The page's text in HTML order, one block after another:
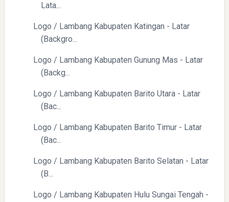
Lata...
Logo / Lambang Kabupaten Katingan - Latar
(Backgro...
Logo / Lambang Kabupaten Gunung Mas - Latar
(Backg...
Logo / Lambang Kabupaten Barito Utara - Latar
(Bac...
Logo / Lambang Kabupaten Barito Timur - Latar
(Bac...
Logo / Lambang Kabupaten Barito Selatan - Latar
(B...
Logo / Lambang Kabupaten Hulu Sungai Tengah -